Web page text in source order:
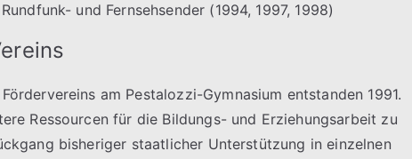
und Fernsehsender (1994, 1997, 1998)
am Pestalozzi-Gymnasium entstanden 1991.
Ressourcen für die Bildungs- und Erziehungsarbeit zu
bisheriger staatlicher Unterstützung in einzelnen